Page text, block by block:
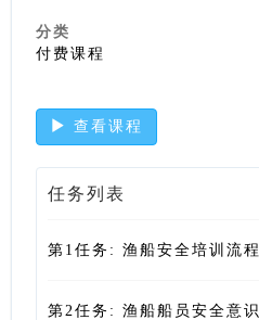
分类
付费课程
查看课程
任务列表
第1任务: 渔船安全培训流
第2任务: 渔船船员安全意识